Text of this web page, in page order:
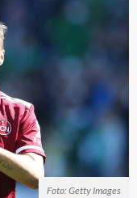
Foto: Getty Images